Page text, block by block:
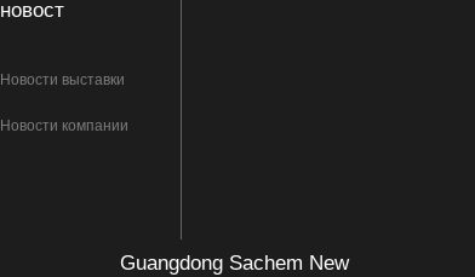
новост
Новости выставки
Новости компании
Guangdong Sachem New